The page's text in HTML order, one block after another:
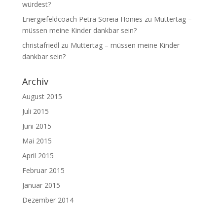
würdest?
Energiefeldcoach Petra Soreia Honies zu Muttertag –
müssen meine Kinder dankbar sein?
christafriedl zu Muttertag – müssen meine Kinder
dankbar sein?
Archiv
August 2015
Juli 2015
Juni 2015
Mai 2015
April 2015
Februar 2015
Januar 2015
Dezember 2014